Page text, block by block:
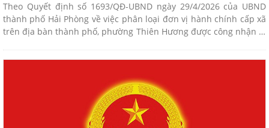
Theo Quyết định số 1693/QĐ-UBND ngày 29/4/2026 của UBND
thành phố Hải Phòng về việc phân loại đơn vị hành chính cấp xã
trên địa bàn thành phố, phường Thiên Hương được công nhận là